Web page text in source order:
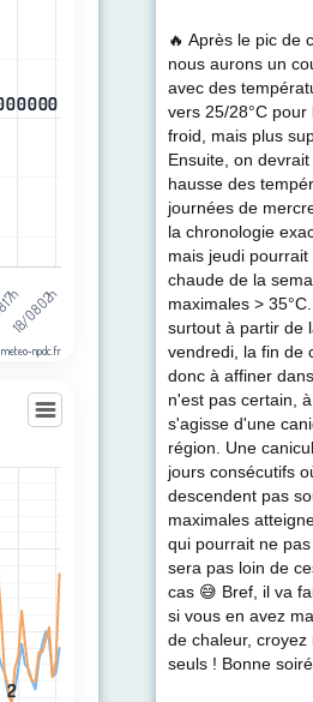
de précipitations (mm). Data ranges
0
00
00
00
00
0
18/08 02h
meteo-npdc.fr
(km/h). Data ranges from 1 to 44.
2
2
🔥 Après le pic de
nous aurons un
avec des
vers 25/28°C
froid, mais plus
Ensuite, on
hausse des
journées de
la chronologie
mais jeudi
chaude de la
maximales >
surtout à partir de
vendredi, la fin de
donc à affiner
n'est pas certain,
s'agisse d'une
région. Une
jours consécutifs
descendent pas
maximales
qui pourrait ne
sera pas loin de
cas 😅 Bref, il va
si vous en avez
de chaleur,
seuls ! Bonne